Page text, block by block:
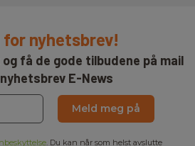
nyhetsbrev!
få de gode tilbudene på mail
E-News
Meld meg på
. Du kan når som helst avslutte